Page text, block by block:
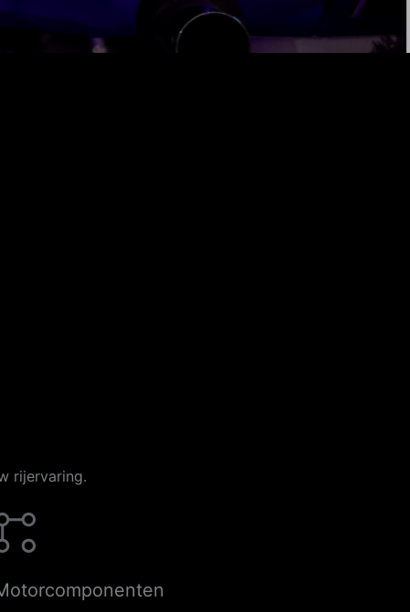
rijervaring.